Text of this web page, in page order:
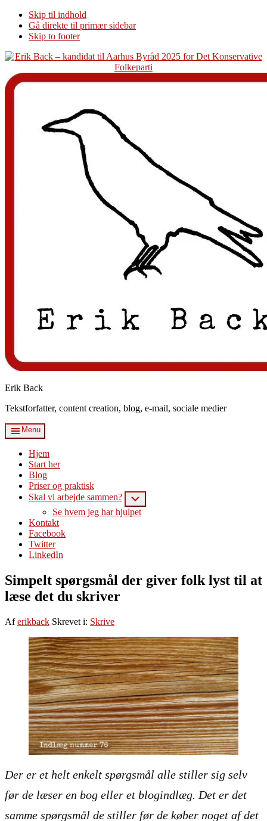
Skip til indhold
Gå direkte til primær sidebar
Skip to footer
Additional
menu
Erik Back
Tekstforfatter, content creation, blog, e-mail, sociale medier
Menu
Hjem
Start her
Blog
Priser og praktisk
Skal vi arbejde sammen?
Se hvem jeg har hjulpet
Kontakt
Facebook
Twitter
LinkedIn
Simpelt spørgsmål der giver folk lyst til at
læse det du skriver
Aferikback Skrevet i: Skrive
Der er et helt enkelt spørgsmål alle stiller sig selv
før de læser en bog eller et blogindlæg. Det er det
samme spørgsmål de stiller før de køber noget af det